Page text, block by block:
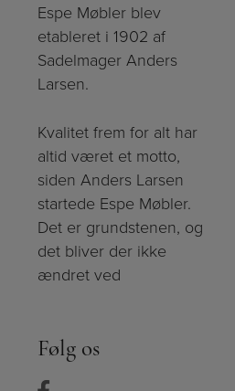
Espe Møbler blev
etableret i 1902 af
Sadelmager Anders
Larsen.
Kvalitet frem for alt har
altid været et motto,
siden Anders Larsen
startede Espe Møbler.
Det er grundstenen, og
det bliver der ikke
ændret ved
Følg os